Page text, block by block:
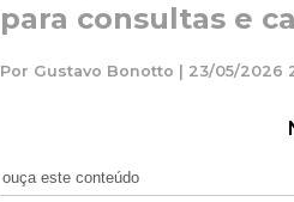
para consultas e
Por Gustavo Bonotto | 23/05/2026
ouça este conteúdo